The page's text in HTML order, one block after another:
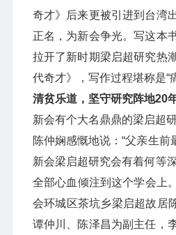
奇才》后来更被引进到台湾
正名，为新会争光。写这本
拉开了新时期梁启超研究热
代奇才》，写作过程堪称是“
清贫乐道，坚守研究阵地20
新会有个大名鼎鼎的梁启超
陈仲娴感慨地说：“父亲生
新会梁启超研究会有着何等
全部心血倾注到这个学会上
会环城区茶坑乡梁启超故居
谭仲川、陈泽昌为副主任，